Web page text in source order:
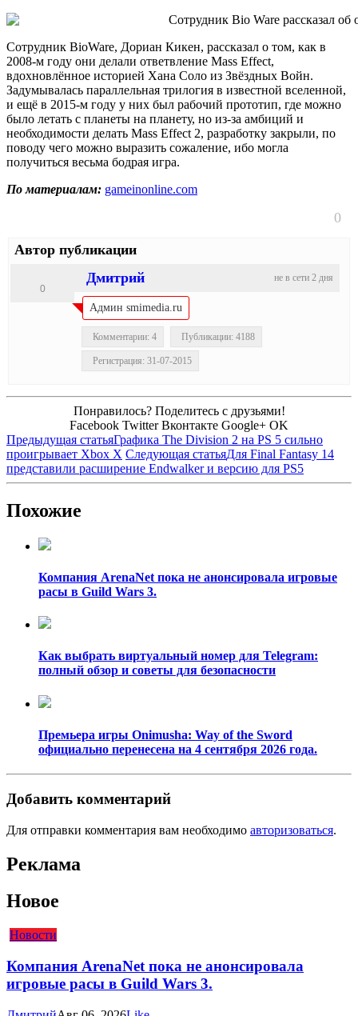
Сотрудник BioWare, Дориан Кикен, рассказал о том, как в
2008-м году они делали ответвление Mass Effect,
вдохновлённое историей Хана Соло из Звёздных Войн.
Задумывалась параллельная трилогия в известной вселенной,
и ещё в 2015-м году у них был рабочий прототип, где можно
было летать с планеты на планету, но из-за амбиций и
необходимости делать Mass Effect 2, разработку закрыли, по
поводу чего можно выразить сожаление, ибо могла
получиться весьма бодрая игра.
По материалам: gameinonline.com
0
Автор публикации
не в сети 2 дня
Дмитрий
0
Админ smimedia.ru
Комментарии: 4 Публикации: 4188
Регистрация: 31-07-2015
Понравилось? Поделитесь с друзьями!
Facebook Twitter Вконтакте Google+ OK
Предыдущая статьяГрафика The Division 2 на PS 5 сильно
проигрывает Xbox X Следующая статьяДля Final Fantasy 14
представили расширение Endwalker и версию для PS5
Похожие
Компания ArenaNet пока не анонсировала игровые
расы в Guild Wars 3.
Как выбрать виртуальный номер для Telegram:
полный обзор и советы для безопасности
Премьера игры Onimusha: Way of the Sword
официально перенесена на 4 сентября 2026 года.
Добавить комментарий
Для отправки комментария вам необходимо авторизоваться.
Реклама
Новое
Новости
Компания ArenaNet пока не анонсировала
игровые расы в Guild Wars 3.